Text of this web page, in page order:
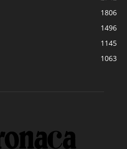
1806
1496
1145
1063